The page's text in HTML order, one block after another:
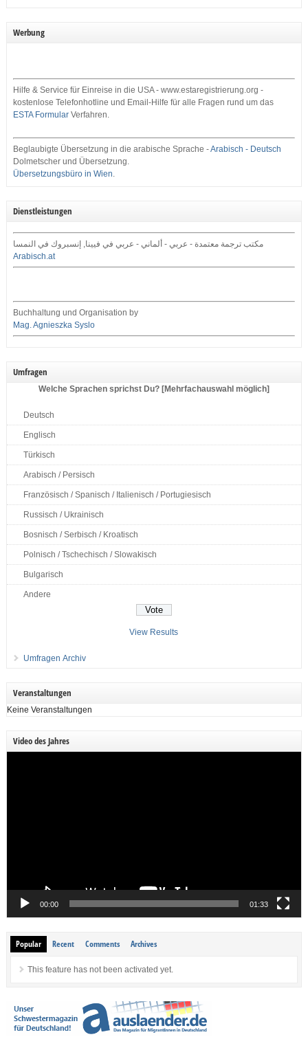
Werbung
Hilfe & Service für Einreise in die USA - www.estaregistrierung.org -
kostenlose Telefonhotline und Email-Hilfe für alle Fragen rund um das
ESTA FormularVerfahren.
Beglaubigte Übersetzung in die arabische Sprache -Arabisch - Deutsch
Dolmetscher und Übersetzung.
Übersetzungsbüro in Wien.
Dienstleistungen
مكتب ترجمة معتمدة - عربي - ألماني - عربي في فيينا, إنسبروك في النمسا
Arabisch.at
Buchhaltung und Organisation by
Mag. Agnieszka Syslo
Umfragen
Welche Sprachen sprichst Du? [Mehrfachauswahl möglich]
Deutsch
Englisch
Türkisch
Arabisch / Persisch
Französisch / Spanisch / Italienisch / Portugiesisch
Russisch / Ukrainisch
Bosnisch / Serbisch / Kroatisch
Polnisch / Tschechisch / Slowakisch
Bulgarisch
Andere
View Results
Umfragen Archiv
Veranstaltungen
Keine Veranstaltungen
Video des Jahres
00:00 01:33
Popular Recent Comments Archives
This feature has not been activated yet.